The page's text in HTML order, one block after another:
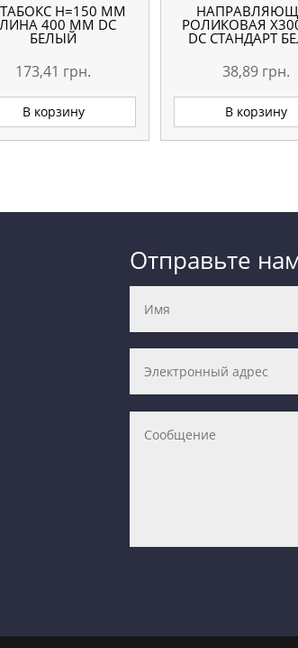
H=150 ММ
400 ММ DC
БЕЛЫЙ
173,41 грн.
В корзину
РОЛИКОВАЯ
DC СТАНДАРТ
38,89 грн.
В корзину
Отправьте